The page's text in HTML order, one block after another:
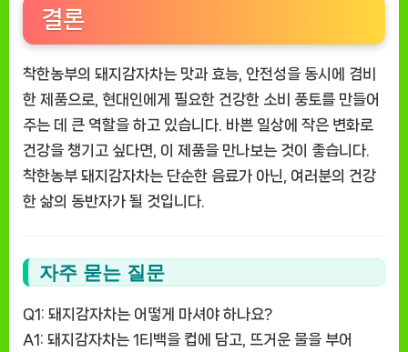
결론
착한농부의 돼지감자차는 맛과 효능, 안전성을 동시에 겸비
한 제품으로, 현대인에게 필요한 건강한 소비 풍토를 만들어
주는 데 큰 역할을 하고 있습니다. 바쁜 일상에 작은 변화로
건강을 챙기고 싶다면, 이 제품을 만나보는 것이 좋습니다.
착한농부 돼지감자차는 단순한 음료가 아닌, 여러분의 건강
한 삶의 동반자가 될 것입니다.
자주 묻는 질문
Q1: 돼지감자차는 어떻게 마셔야 하나요?
A1: 돼지감자차는 1티백을 컵에 담고, 뜨거운 물을 부어